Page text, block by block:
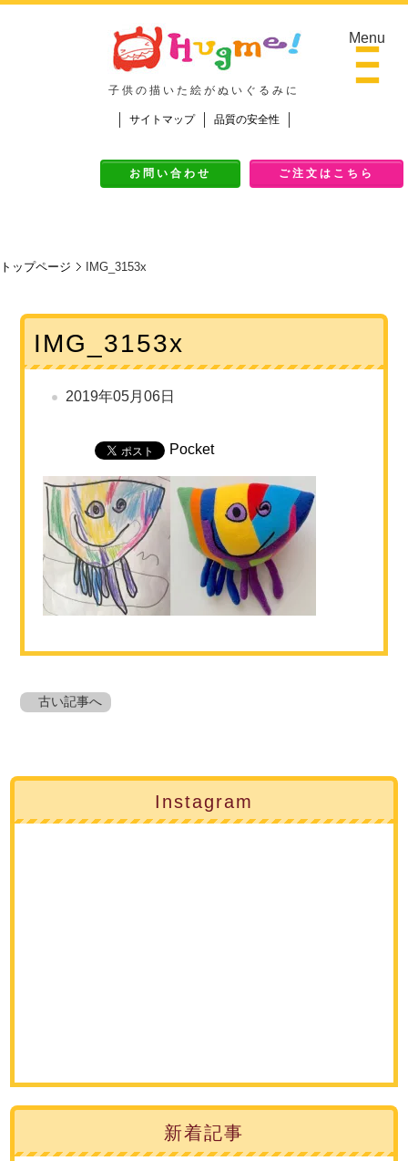
ご挨拶
Menu
子供の描いた絵がぬいぐるみに
サイトマップ 品質の安全性
お問い合わせ ご注文はこちら
トップページ IMG_3153x
IMG_3153x
2019年05月06日
Pocket
古い記事へ
Instagram
新着記事